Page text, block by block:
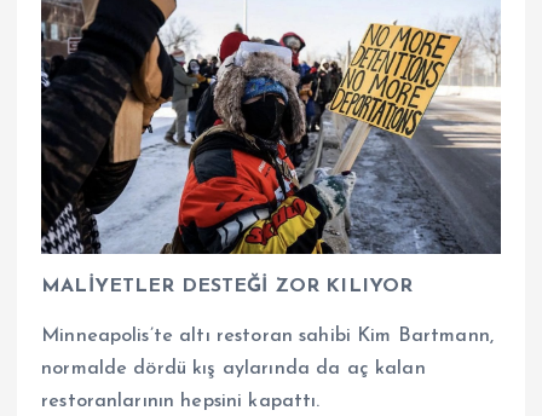
MALİYETLER DESTEĞİ ZOR KILIYOR
Minneapolis’te altı restoran sahibi Kim Bartmann,
normalde dördü kış aylarında da aç kalan
restoranlarının hepsini kapattı.